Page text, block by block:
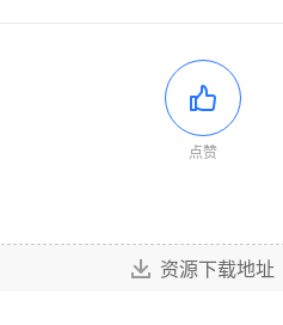
点赞
资源下载地址